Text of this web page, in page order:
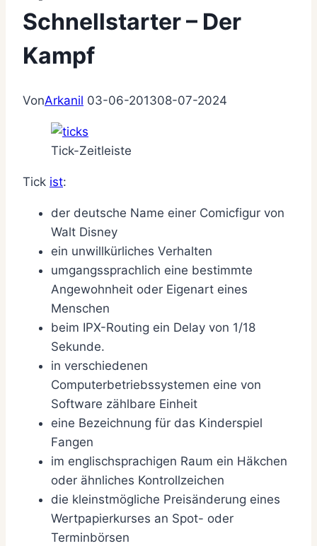
Schnellstarter – Der
Kampf
VonArkanil 03-06-201308-07-2024
Tick-Zeitleiste
Tick ist:
der deutsche Name einer Comicfigur von
Walt Disney
ein unwillkürliches Verhalten
umgangssprachlich eine bestimmte
Angewohnheit oder Eigenart eines
Menschen
beim IPX-Routing ein Delay von 1/18
Sekunde.
in verschiedenen
Computerbetriebssystemen eine von
Software zählbare Einheit
eine Bezeichnung für das Kinderspiel
Fangen
im englischsprachigen Raum ein Häkchen
oder ähnliches Kontrollzeichen
die kleinstmögliche Preisänderung eines
Wertpapierkurses an Spot- oder
Terminbörsen